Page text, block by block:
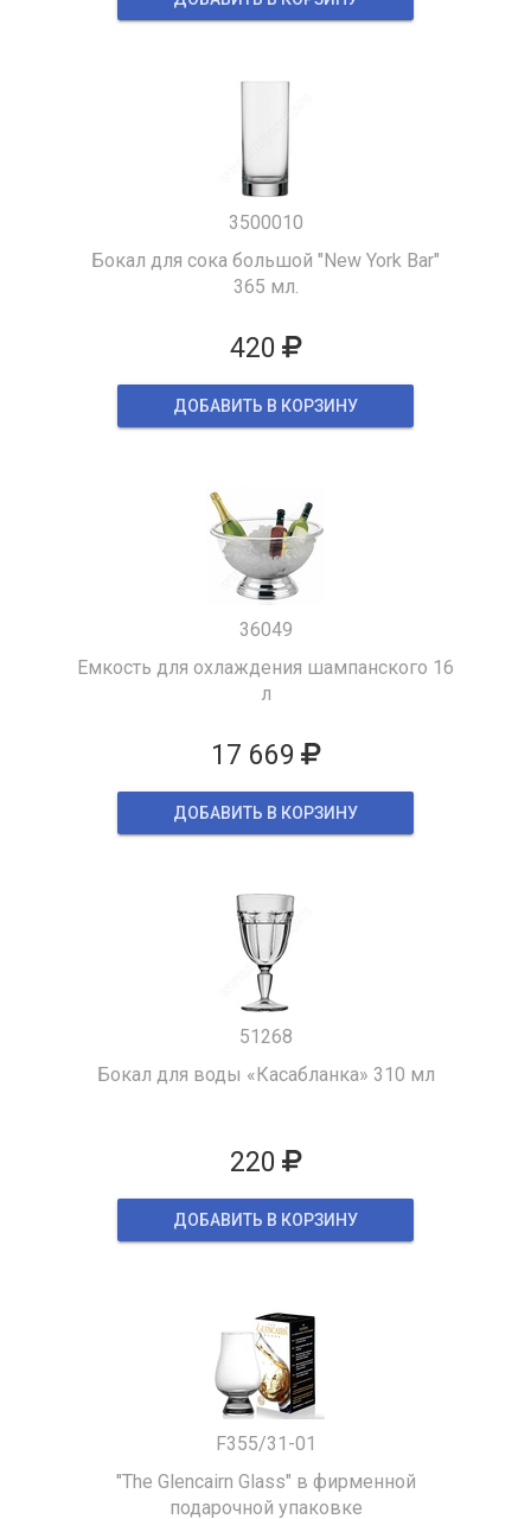
3500010
Бокал для сока большой "New York Bar"
365 мл.
420
ДОБАВИТЬ В КОРЗИНУ
36049
Емкость для охлаждения шампанского 16
л
17 669
ДОБАВИТЬ В КОРЗИНУ
51268
Бокал для воды «Касабланка» 310 мл
220
ДОБАВИТЬ В КОРЗИНУ
F355/31-01
"The Glencairn Glass" в фирменной
подарочной упаковке